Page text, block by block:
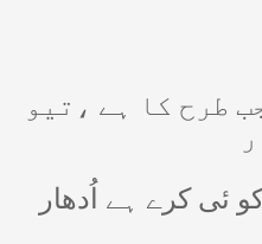
طرح کا ہے ،تیو
کو ئی کرے ہے اُدھار